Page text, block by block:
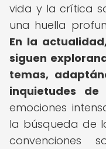
vida y la crítica
una huella
En la
siguen
temas,
inquietudes
emociones
la búsqueda de
convenciones